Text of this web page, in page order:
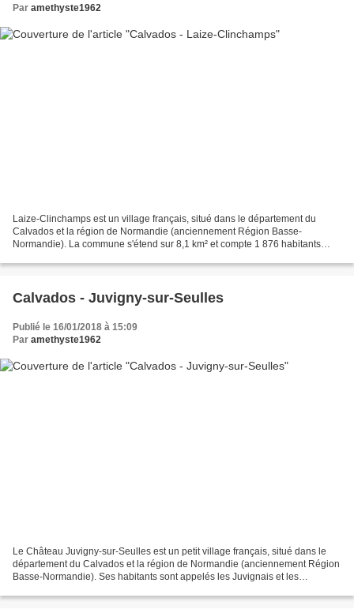
Par amethyste1962
Laize-Clinchamps est un village français, situé dans le département du
Calvados et la région de Normandie (anciennement Région Basse-
Normandie). La commune s'étend sur 8,1 km² et compte 1 876 habitants
Calvados - Juvigny-sur-Seulles
Publié le 16/01/2018 à 15:09
Par amethyste1962
Le Château Juvigny-sur-Seulles est un petit village français, situé dans le
département du Calvados et la région de Normandie (anciennement Région
Basse-Normandie). Ses habitants sont appelés les Juvignais et les